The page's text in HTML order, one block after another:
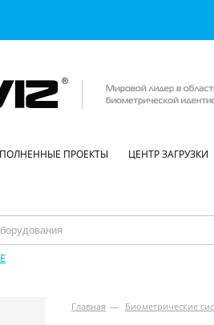
ПРОЕКТЫ ЦЕНТР ЗАГРУЗКИ
Главная — Биометрические